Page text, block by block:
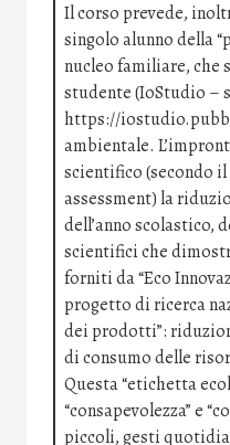
Il corso prevede,
singolo alunno della
nucleo familiare, che
studente (IoStudio –
https://
ambientale.
scientifico (secondo
assessment) la
dell’anno scolastico,
scientifici che
forniti da “Eco
progetto di ricerca
dei prodotti”:
di consumo delle
Questa “etichetta
“consapevolezza” e
piccoli, gesti